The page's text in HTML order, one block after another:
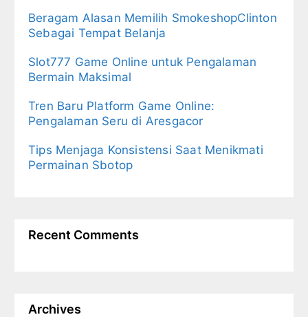
Beragam Alasan Memilih SmokeshopClinton
Sebagai Tempat Belanja
Slot777 Game Online untuk Pengalaman
Bermain Maksimal
Tren Baru Platform Game Online:
Pengalaman Seru di Aresgacor
Tips Menjaga Konsistensi Saat Menikmati
Permainan Sbotop
Recent Comments
Archives